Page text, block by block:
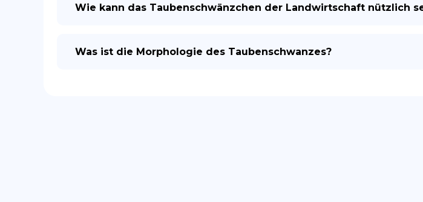
Wie kann das Taubenschwänzchen der Landwirtschaft nützlich
Was ist die Morphologie des Taubenschwanzes?